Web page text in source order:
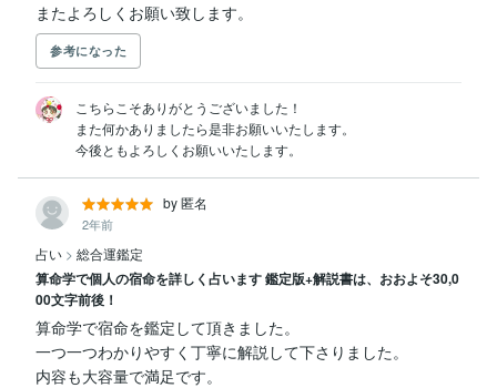
またよろしくお願い致します。
参考になった
こちらこそありがとうございました！
また何かありましたら是非お願いいたします。
今後ともよろしくお願いいたします。
by 匿名
2年前
占い > 総合運鑑定
算命学で個人の宿命を詳しく占います 鑑定版+解説書は、おおよそ30,0
00文字前後！
算命学で宿命を鑑定して頂きました。
一つ一つわかりやすく丁寧に解説して下さりました。
内容も大容量で満足です。